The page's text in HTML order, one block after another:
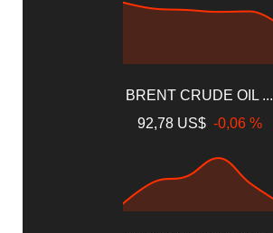
BRENT CRUDE OIL ...
92,78 US$ -0,06 %